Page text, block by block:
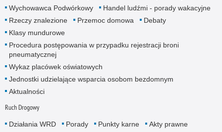
Wychowawca Podwórkowy
Handel ludźmi - porady wakacyjne
Rzeczy znalezione
Przemoc domowa
Debaty
Klasy mundurowe
Procedura postępowania w przypadku rejestracji broni
pneumatycznej
Wykaz placówek oświatowych
Jednostki udzielające wsparcia osobom bezdomnym
Aktualności
Ruch Drogowy
Działania WRD Porady Punkty karne Akty prawne